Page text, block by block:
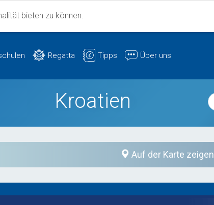
bieten zu können.
Regatta Tipps Über uns
Kroatien
Auf der Karte zeigen